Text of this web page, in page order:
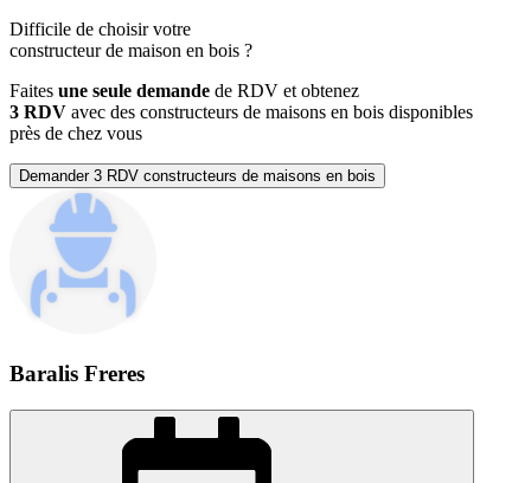
Difficile de choisir votre
constructeur de maison en bois ?
Faites une seule demande de RDV et obtenez
3 RDV avec des constructeurs de maisons en bois disponibles
près de chez vous
Demander 3 RDV constructeurs de maisons en bois
Baralis Freres